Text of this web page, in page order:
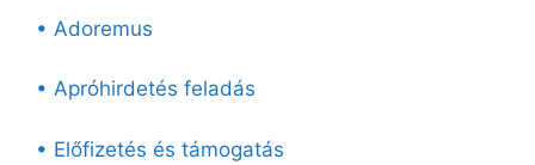
• Adoremus
• Apróhirdetés feladás
• Előfizetés és támogatás